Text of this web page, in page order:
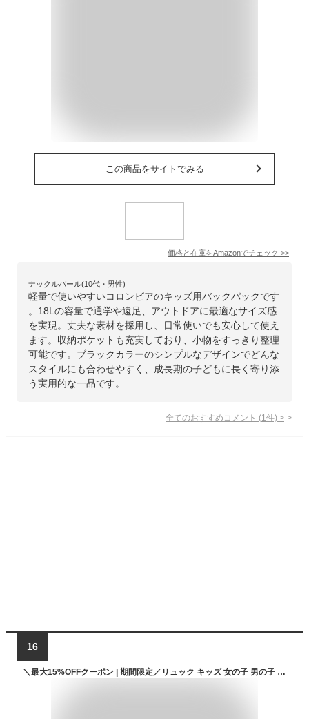
この商品をサイトでみる
価格と在庫をAmazonでチェック >>
ナックルバール(10代・男性)
軽量で使いやすいコロンビアのキッズ用バックパックです
。18Lの容量で通学や遠足、アウトドアに最適なサイズ感
を実現。丈夫な素材を採用し、日常使いでも安心して使え
ます。収納ポケットも充実しており、小物をすっきり整理
可能です。ブラックカラーのシンプルなデザインでどんな
スタイルにも合わせやすく、成長期の子どもに長く寄り添
う実用的な一品です。
全てのおすすめコメント (1 件) >
16
＼最大15%OFFクーポン | 期間限定／リュック キッズ 女の子 男の子 小学生 通学 小さめ リュックサック シンプル 撥水 デイパック 小学生リュック 子供用 バッグ おしゃれ かわいい 遠足 幼稚園 通園 通学 塾バッグ 鞄 キッズリュック ナイロン